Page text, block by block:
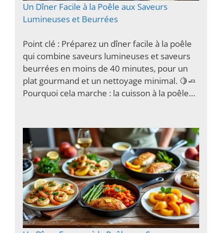
Un Dîner Facile à la Poêle aux Saveurs
Lumineuses et Beurrées
Point clé : Préparez un dîner facile à la poêle
qui combine saveurs lumineuses et saveurs
beurrées en moins de 40 minutes, pour un
plat gourmand et un nettoyage minimal. 🍋🧈
Pourquoi cela marche : la cuisson à la poêle…